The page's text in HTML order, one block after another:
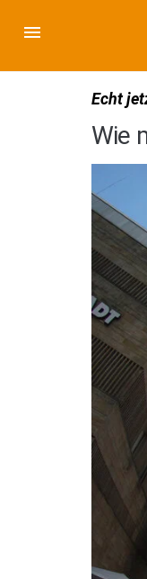
Echt
Wie